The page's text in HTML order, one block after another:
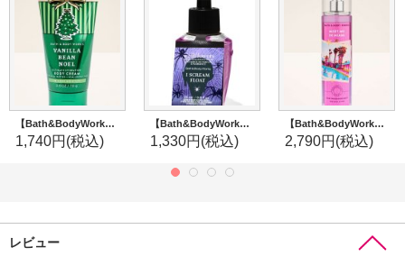
【Bath&BodyWorks】トラベルサイズボディクリーム：バニラビーンノエル
1,740円(税込)
【Bath&BodyWorks】Wallflowers詰替リフィル：I Scream Float (アイスクリームフロート)
1,330円(税込)
【Bath&BodyWorks】ファインフレグランスミスト：ミートミーインマイアミ
2,790円(税込)
レビュー